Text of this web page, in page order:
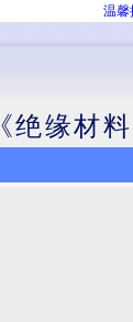
温馨
《绝缘材